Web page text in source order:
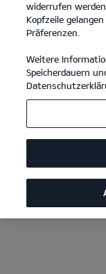
widerrufen
Kopfzeile
Präferenzen.
Weitere
Speicherdauern